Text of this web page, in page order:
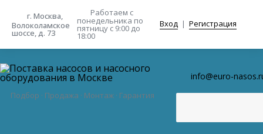
г. Москва,
Волоколамское
шоссе, д. 73
Работаем с
понедельника по
пятницу с 9:00 до
18:00
Вход | Регистрация
Подбор · Продажа · Монтаж · Гарантия
info@euro-